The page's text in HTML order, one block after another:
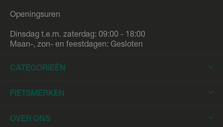
Openingsuren
Dinsdag t.e.m. zaterdag: 09:00 - 18:00
Maan-, zon- en feestdagen: Gesloten
CATEGORIEËN
Elektrische Fietsen
Elektrische Racefietsen
FIETSMERKEN
Trek
OVER ONS